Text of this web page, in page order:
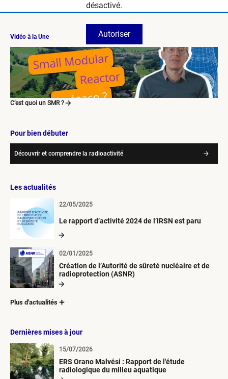
désactivé.
Autoriser
Vidéo à la Une
C’est quoi un SMR ?
Pour bien débuter
Découvrir et comprendre la radioactivité
Les actualités
Le rapport d’activité 2024 de l’IRSN est paru
22/05/2025
Création de l’Autorité de sûreté nucléaire et de
radioprotection (ASNR)
02/01/2025
Plus d'actualités
Dernières mises à jour
ERS Orano Malvési : Rapport de l'étude
radiologique du milieu aquatique
15/07/2026